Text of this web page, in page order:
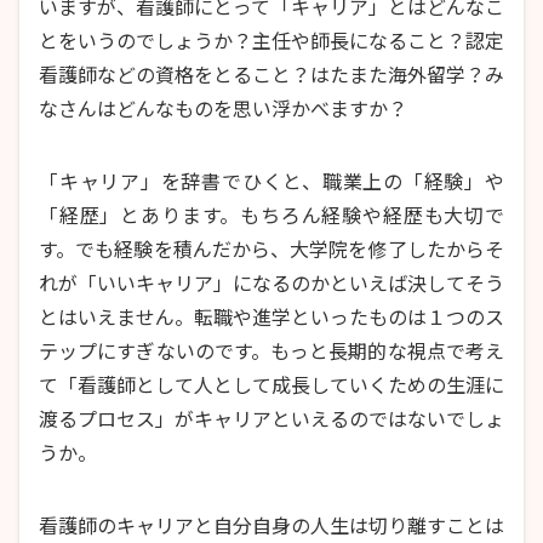
とをいうのでしょうか？主任や師長になること？認定
看護師などの資格をとること？はたまた海外留学？み
なさんはどんなものを思い浮かべますか？
「キャリア」を辞書でひくと、職業上の「経験」や
「経歴」とあります。もちろん経験や経歴も大切で
す。でも経験を積んだから、大学院を修了したからそ
れが「いいキャリア」になるのかといえば決してそう
とはいえません。転職や進学といったものは１つのス
テップにすぎないのです。もっと長期的な視点で考え
て「看護師として人として成長していくための生涯に
渡るプロセス」がキャリアといえるのではないでしょ
うか。
看護師のキャリアと自分自身の人生は切り離すことは